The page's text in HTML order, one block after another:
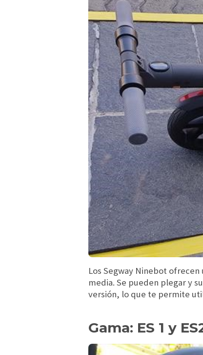
Los Segway Ninebot
media. Se pueden plegar y
versión, lo que te permite
Gama: ES 1 y